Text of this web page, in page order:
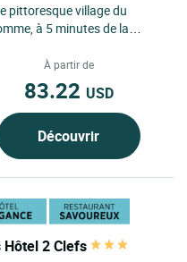
pittoresque village du
à 5 minutes de la
maison familiale qui...
À partir de
83.22 USD
Découvrir
Hôtel 2 Clefs